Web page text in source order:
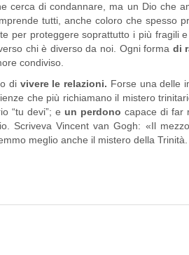
cerca di condannare, ma un Dio che
tutti, anche coloro che spesso
per proteggere soprattutto i più fragili
chi è diverso da noi. Ogni forma di
condiviso.
di vivere le relazioni. Forse una delle
che più richiamano il mistero
“tu devi”; e un perdono capace di far
Scriveva Vincent van Gogh: «Il
meglio anche il mistero della Trinità.